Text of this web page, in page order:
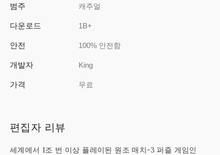
범주 캐주얼
다운로드 1B+
안전 100% 안전함
개발자 King
가격 무료
편집자 리뷰
세계에서 1조 번 이상 플레이된 원조 매치-3 퍼즐 게임인